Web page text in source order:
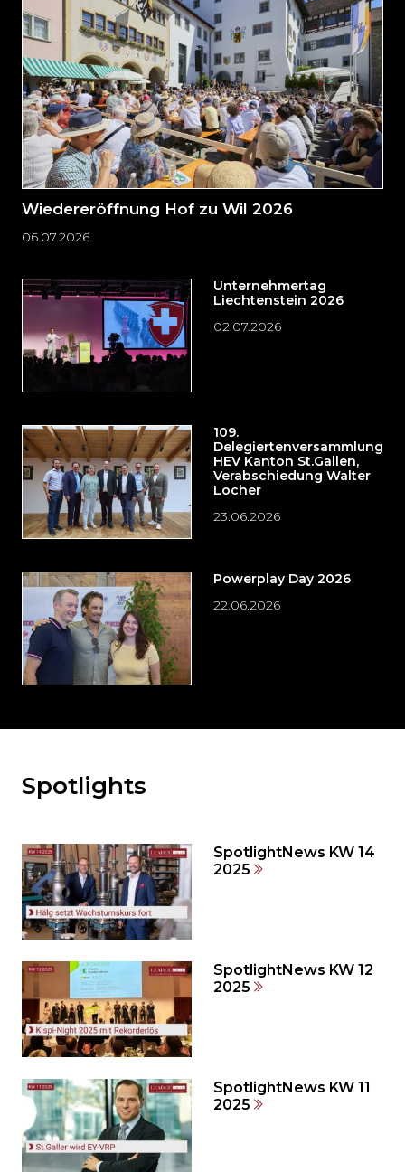
Seitenende
springen?
Wiedereröffnung Hof zu Wil 2026
06.07.2026
Unternehmertag
Liechtenstein 2026
02.07.2026
109.
Delegiertenversammlung
HEV Kanton St.Gallen,
Verabschiedung Walter
Locher
23.06.2026
Powerplay Day 2026
22.06.2026
Möchten
den
weiteren
Inhalt
auslassen
und
zum
Seitenende
springen?
Spotlights
SpotlightNews KW 14
2025
SpotlightNews KW 12
2025
SpotlightNews KW 11
2025